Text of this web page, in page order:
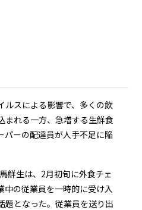
ルスによる影響で、多くの飲
まれる一方、急増する生鮮食
パーの配達員が人手不足に陥
鮮生は、2月初旬に外食チェ
中の従業員を一時的に受け入
題となった。従業員を送り出